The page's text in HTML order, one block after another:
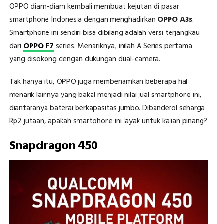
OPPO diam-diam kembali membuat kejutan di pasar
smartphone Indonesia dengan menghadirkan OPPO A3s.
Smartphone ini sendiri bisa dibilang adalah versi terjangkau
dari OPPO F7series. Menariknya, inilah A Series pertama
yang disokong dengan dukungan dual-camera.
Tak hanya itu, OPPO juga membenamkan beberapa hal
menarik lainnya yang bakal menjadi nilai jual smartphone ini,
diantaranya baterai berkapasitas jumbo. Dibanderol seharga
Rp2 jutaan, apakah smartphone ini layak untuk kalian pinang?
Snapdragon 450